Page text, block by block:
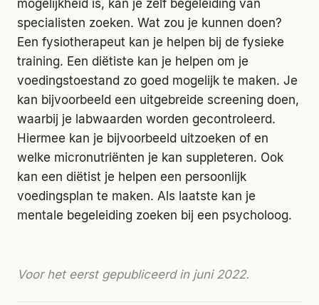
mogelijkheid is, kan je zelf begeleiding van
specialisten zoeken. Wat zou je kunnen doen?
Een fysiotherapeut kan je helpen bij de fysieke
training. Een diëtiste kan je helpen om je
voedingstoestand zo goed mogelijk te maken. Je
kan bijvoorbeeld een uitgebreide screening doen,
waarbij je labwaarden worden gecontroleerd.
Hiermee kan je bijvoorbeeld uitzoeken of en
welke micronutriënten je kan suppleteren. Ook
kan een diëtist je helpen een persoonlijk
voedingsplan te maken. Als laatste kan je
mentale begeleiding zoeken bij een psycholoog.
Voor het eerst gepubliceerd in juni 2022.